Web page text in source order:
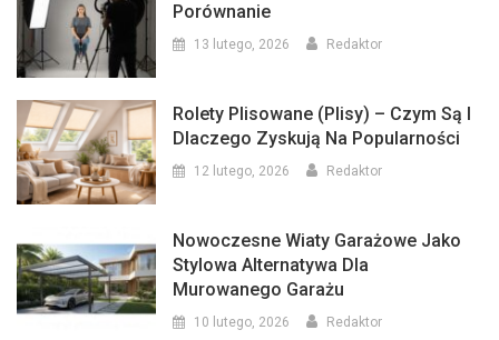
Porównanie
13 lutego, 2026 Redaktor
Rolety Plisowane (plisy) – Czym Są I
Dlaczego Zyskują Na Popularności
12 lutego, 2026 Redaktor
Nowoczesne Wiaty Garażowe Jako
Stylowa Alternatywa Dla
Murowanego Garażu
10 lutego, 2026 Redaktor